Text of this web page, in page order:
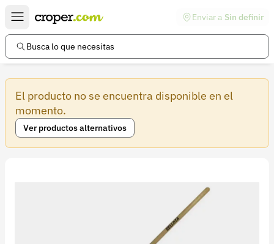
Enviar a Sin definir
Busca lo que necesitas
El producto no se encuentra disponible en el
momento.
Ver productos alternativos
Enlaces de interés
Preguntas frecuentes
Ayuda
Información legal
Términos y condiciones